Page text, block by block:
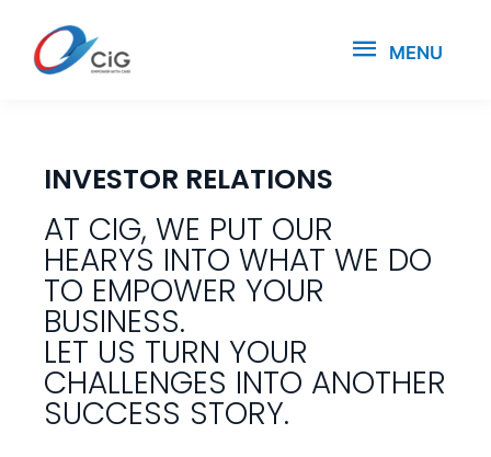
MENU
INVESTOR RELATIONS
AT CIG, WE PUT OUR
HEARYS INTO WHAT WE DO
TO EMPOWER YOUR
BUSINESS.
LET US TURN YOUR
CHALLENGES INTO ANOTHER
SUCCESS STORY.